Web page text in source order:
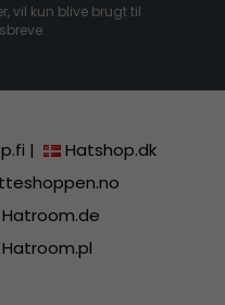
vil kun blive brugt til
|
Hatshop.dk
Hatroom.de
Hatroom.pl